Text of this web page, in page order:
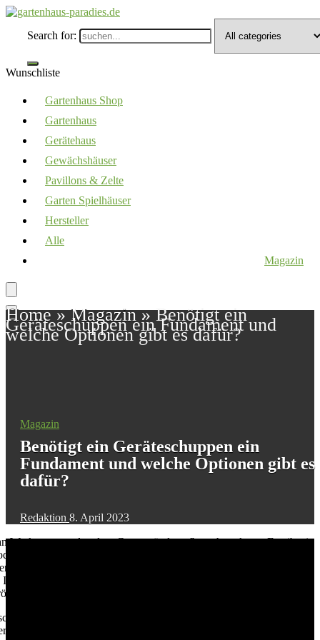
Search for:
Wunschliste
Gartenhaus Shop
Gartenhaus
Gerätehaus
Gewächshäuser
Pavillons & Zelte
Garten Spielhäuser
Hersteller
Alle
Magazin
Home»Magazin»Benötigt ein
Geräteschuppen ein Fundament und
welche Optionen gibt es dafür?
Magazin
Benötigt ein Geräteschuppen ein
Fundament und welche Optionen gibt es
dafür?
Redaktion 8. April 2023
und andere Gegenstände aufbewahren kann. Es gibt sie
als Bausatz gekauft werden. Es gibt zwar keine allgemeingültige
gibt einige Überlegungen, die bei der Entscheidung, welche Art
diesem Artikel werden die verschiedenen Optionen für
erforderlich ist, besteht darin, die Größe des Bauwerks und
Strukturen benötigen möglicherweise eine zusätzliche